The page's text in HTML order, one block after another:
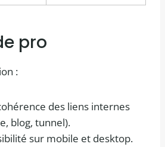
pro
:
des liens internes
blog, tunnel).
sur mobile et desktop.